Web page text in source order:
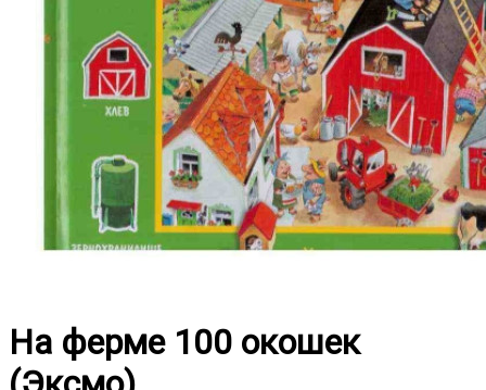
На ферме 100 окошек